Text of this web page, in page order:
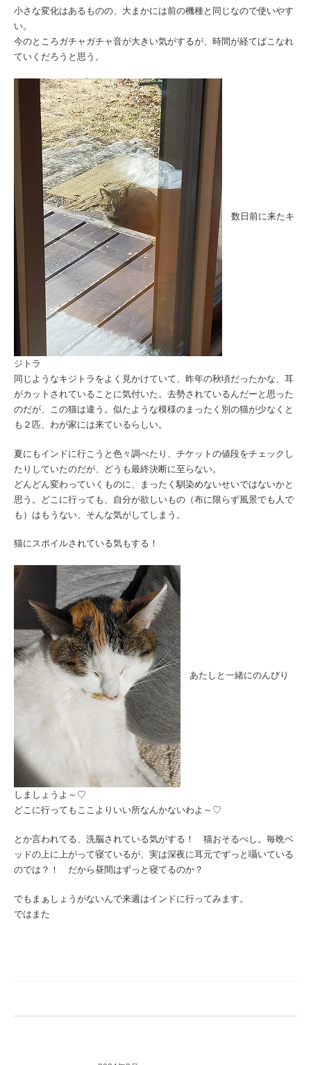
小さな変化はあるものの、大まかには前の機種と同じなので使いやす
い。
今のところガチャガチャ音が大きい気がするが、時間が経てばこなれ
ていくだろうと思う。
数日前に来たキ
ジトラ
同じようなキジトラをよく見かけていて、昨年の秋頃だったかな、耳
がカットされていることに気付いた。去勢されているんだーと思った
のだが、この猫は違う。似たような模様のまったく別の猫が少なくと
も２匹、わが家には来ているらしい。
夏にもインドに行こうと色々調べたり、チケットの値段をチェックし
たりしていたのだが、どうも最終決断に至らない。
どんどん変わっていくものに、まったく馴染めないせいではないかと
思う。どこに行っても、自分が欲しいもの（布に限らず風景でも人で
も）はもうない、そんな気がしてしまう。
猫にスポイルされている気もする！
あたしと一緒にのんびり
しましょうよ～♡
どこに行ってもここよりいい所なんかないわよ～♡
とか言われてる、洗脳されている気がする！ 猫おそるべし。毎晩ベ
ッドの上に上がって寝ているが、実は深夜に耳元でずっと囁いている
のでは？！ だから昼間はずっと寝てるのか？
でもまぁしょうがないんで来週はインドに行ってみます。
ではまた